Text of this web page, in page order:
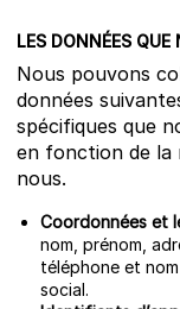
LES DONNÉES
Nous pouvons
données
spécifiques que
en fonction de la
nous.
Coordonnées et
nom, prénom,
téléphone et
social.